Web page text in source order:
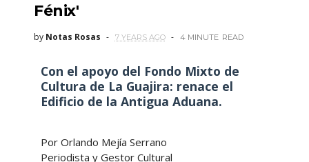
Fénix'
by Notas Rosas 7 YEARS AGO 4 MINUTE READ
Con el apoyo del Fondo Mixto de
Cultura de La Guajira: renace el
Edificio de la Antigua Aduana.
Por Orlando Mejía Serrano
Periodista y Gestor Cultural